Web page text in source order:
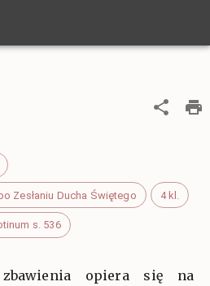
Zesłaniu Ducha Świętego 4 kl.
s. 536
zbawienia opiera się na